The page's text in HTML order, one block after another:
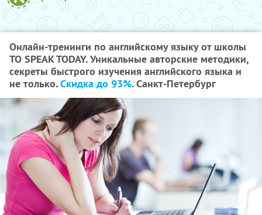
Онлайн-тренинги по английскому языку от школы
TO SPEAK TODAY. Уникальные авторские методики,
секреты быстрого изучения английского языка и
не только.Скидка до 93%. Санкт-Петербург